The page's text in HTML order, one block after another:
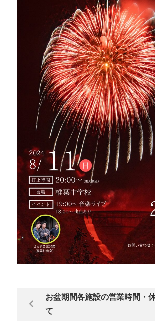
お盆期間各施設の営業時間・
て